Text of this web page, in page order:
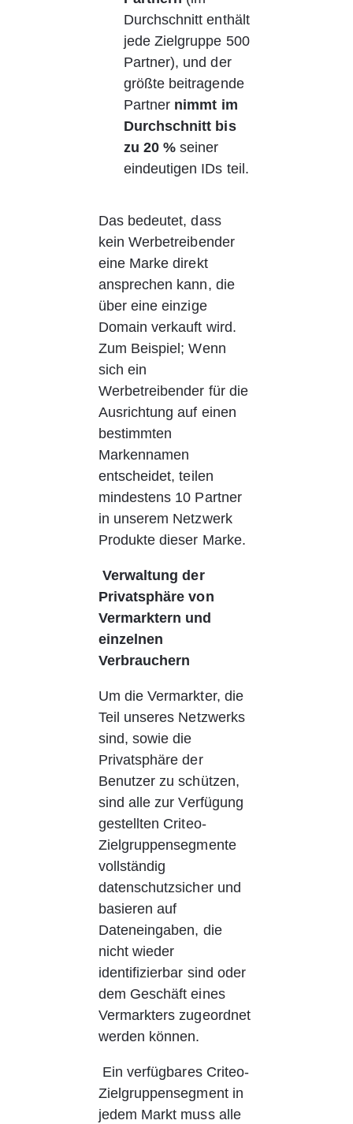
Durchschnitt enthält
jede Zielgruppe 500
Partner), und der
größte beitragende
Partner nimmt im
Durchschnitt bis
zu 20 % seiner
eindeutigen IDs teil.
Das bedeutet, dass
kein Werbetreibender
eine Marke direkt
ansprechen kann, die
über eine einzige
Domain verkauft wird.
Zum Beispiel; Wenn
sich ein
Werbetreibender für die
Ausrichtung auf einen
bestimmten
Markennamen
entscheidet, teilen
mindestens 10 Partner
in unserem Netzwerk
Produkte dieser Marke.
Verwaltung der
Privatsphäre von
Vermarktern und
einzelnen
Verbrauchern
Um die Vermarkter, die
Teil unseres Netzwerks
sind, sowie die
Privatsphäre der
Benutzer zu schützen,
sind alle zur Verfügung
gestellten Criteo-
Zielgruppensegmente
vollständig
datenschutzsicher und
basieren auf
Dateneingaben, die
nicht wieder
identifizierbar sind oder
dem Geschäft eines
Vermarkters zugeordnet
werden können.
Ein verfügbares Criteo-
Zielgruppensegment in
jedem Markt muss alle